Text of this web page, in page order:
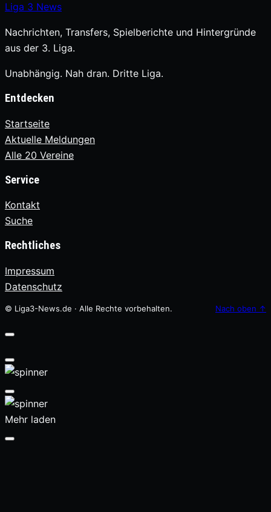
Liga 3 News
Nachrichten, Transfers, Spielberichte und Hintergründe
aus der 3. Liga.
Unabhängig. Nah dran. Dritte Liga.
Entdecken
Startseite
Aktuelle Meldungen
Alle 20 Vereine
Service
Kontakt
Suche
Rechtliches
Impressum
Datenschutz
© Liga3-News.de · Alle Rechte vorbehalten. Nach oben ↑
Mehr laden